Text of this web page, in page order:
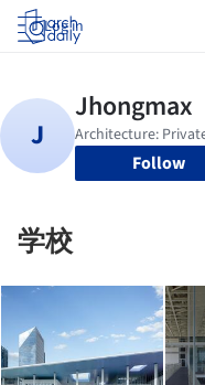
Log in
Follow
学校